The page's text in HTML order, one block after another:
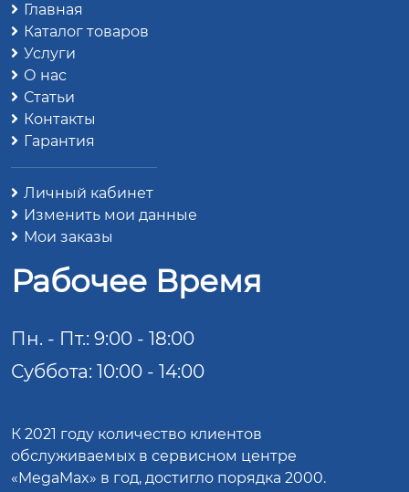
Главная
Каталог товаров
Услуги
О нас
Статьи
Контакты
Гарантия
Личный кабинет
Изменить мои данные
Мои заказы
Рабочее Время
Пн. - Пт.: 9:00 - 18:00
Суббота: 10:00 - 14:00
К 2021 году количество клиентов
обслуживаемых в сервисном центре
«MegaMax» в год, достигло порядка 2000.